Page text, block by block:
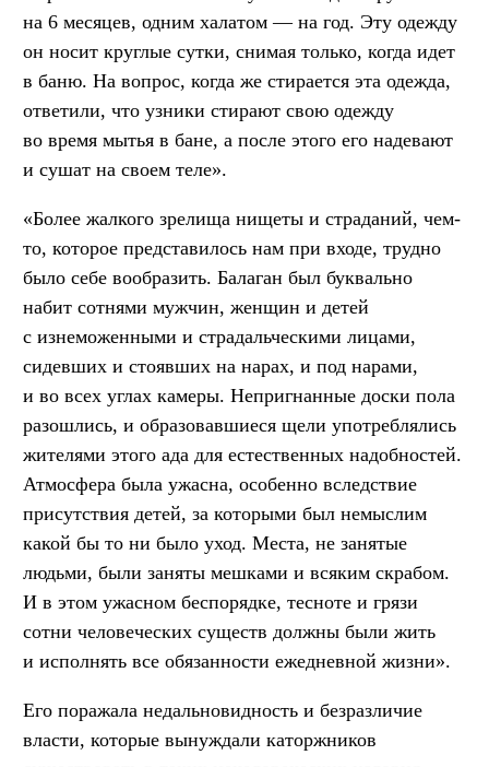
на 6 месяцев, одним халатом — на год. Эту одежду
он носит круглые сутки, снимая только, когда идет
в баню. На вопрос, когда же стирается эта одежда,
ответили, что узники стирают свою одежду
во время мытья в бане, а после этого его надевают
и сушат на своем теле».
«Более жалкого зрелища нищеты и страданий, чем-
то, которое представилось нам при входе, трудно
было себе вообразить. Балаган был буквально
набит сотнями мужчин, женщин и детей
с изнеможенными и страдальческими лицами,
сидевших и стоявших на нарах, и под нарами,
и во всех углах камеры. Непригнанные доски пола
разошлись, и образовавшиеся щели употреблялись
жителями этого ада для естественных надобностей.
Атмосфера была ужасна, особенно вследствие
присутствия детей, за которыми был немыслим
какой бы то ни было уход. Места, не занятые
людьми, были заняты мешками и всяким скрабом.
И в этом ужасном беспорядке, тесноте и грязи
сотни человеческих существ должны были жить
и исполнять все обязанности ежедневной жизни».
Его поражала недальновидность и безразличие
власти, которые вынуждали каторжников